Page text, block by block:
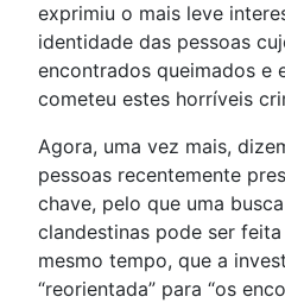
exprimiu o mais leve
identidade das pessoas
encontrados queimados e
cometeu estes horríveis
Agora, uma vez mais,
pessoas recentemente
chave, pelo que uma
clandestinas pode ser
mesmo tempo, que a
“reorientada” para “os